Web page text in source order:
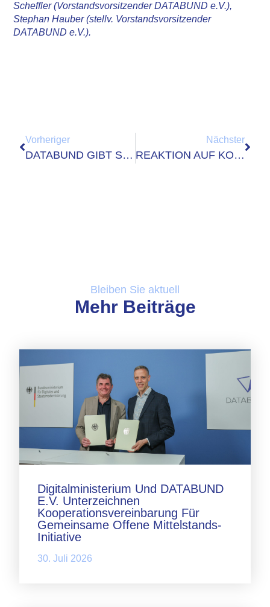
Scheffler (Vorstandsvorsitzender DATABUND e.V.),
Stephan Hauber (stellv. Vorstandsvorsitzender
DATABUND e.V.).
Vorheriger
DATABUND GIBT STELLUNGNAHME ZUR ÄNDERUNG DES DATENSCHUTZGESETZES AB
Nächster
REAKTION AUF KOMMENTIERUNG DES BMI ZU TOP10 DER FEHLENDEN STANDARDS
Bleiben Sie aktuell
Mehr Beiträge
Digitalministerium Und DATABUND
E.V. Unterzeichnen
Kooperationsvereinbarung Für
Gemeinsame Offene Mittelstands-
Initiative
30. Juli 2026